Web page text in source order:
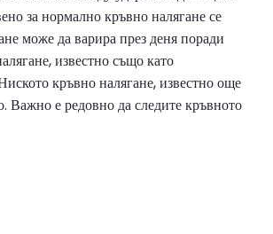
за нормално кръвно налягане се
може да варира през деня поради
известно също като
кръвно налягане, известно още
е редовно да следите кръвното